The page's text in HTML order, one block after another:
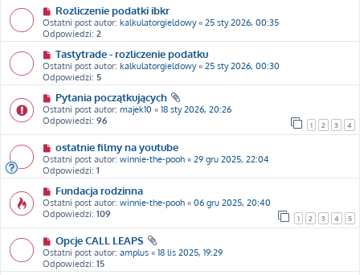
Rozliczenie podatki ibkr
Ostatni post autor: kalkulatorgieldowy« 25 sty 2026, 00:35
Odpowiedzi: 2
Tastytrade - rozliczenie podatku
Ostatni post autor: kalkulatorgieldowy« 25 sty 2026, 00:30
Odpowiedzi: 5
Pytania początkujących
Ostatni post autor: majek10 « 18 sty 2026, 20:26
Odpowiedzi: 96 1 2 3 4
ostatnie filmy na youtube
Ostatni post autor: winnie-the-pooh « 29 gru 2025, 22:04
Odpowiedzi: 1
Fundacja rodzinna
Ostatni post autor: winnie-the-pooh « 06 gru 2025, 20:40
Odpowiedzi: 109 1 2 3 4 5
Opcje CALL LEAPS
Ostatni post autor: amplus « 18 lis 2025, 19:29
Odpowiedzi: 15